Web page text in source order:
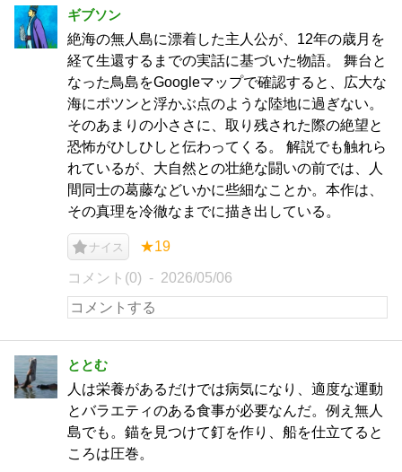
ギブソン
絶海の無人島に漂着した主人公が、12年の歳月を
経て生還するまでの実話に基づいた物語。 舞台と
なった鳥島をGoogleマップで確認すると、広大な
海にポツンと浮かぶ点のような陸地に過ぎない。
そのあまりの小ささに、取り残された際の絶望と
恐怖がひしひしと伝わってくる。 解説でも触れら
れているが、大自然との壮絶な闘いの前では、人
間同士の葛藤などいかに些細なことか。本作は、
その真理を冷徹なまでに描き出している。
ナイス ★19
コメント(0) 2026/05/06
ととむ
人は栄養があるだけでは病気になり、適度な運動
とバラエティのある食事が必要なんだ。例え無人
島でも。錨を見つけて釘を作り、船を仕立てると
ころは圧巻。